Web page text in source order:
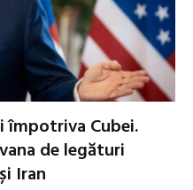
împotriva Cubei.
de legături
Iran